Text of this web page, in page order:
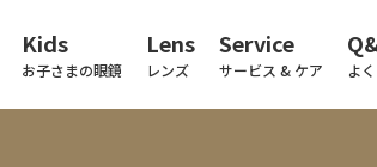
Kids
お子さまの眼鏡
Lens
レンズ
Service
サービス & ケア よ